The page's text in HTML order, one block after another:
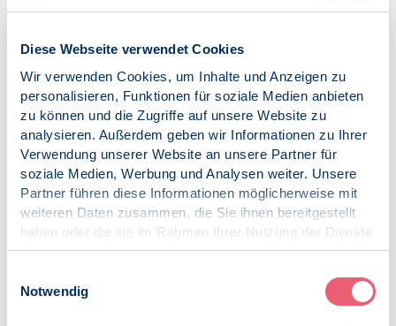
Diese Webseite verwendet Cookies
Wir verwenden Cookies, um Inhalte und Anzeigen zu
personalisieren, Funktionen für soziale Medien anbieten
zu können und die Zugriffe auf unsere Website zu
analysieren. Außerdem geben wir Informationen zu Ihrer
Verwendung unserer Website an unsere Partner für
soziale Medien, Werbung und Analysen weiter. Unsere
Partner führen diese Informationen möglicherweise mit
weiteren Daten zusammen, die Sie ihnen bereitgestellt
haben oder die sie im Rahmen Ihrer Nutzung der Dienste
gesammelt haben.
Notwendig
Fatfouta, R. (2024). Zwischen Egoismus und Exzellenz:
wir tun können. Haufe
Keine Anmeldung erforderlich.
Kommen Sie einfach in denvirtuellen Koferenzraum bei
BigBlueButton.
Zur Übersicht
Montag, 15.06.2026